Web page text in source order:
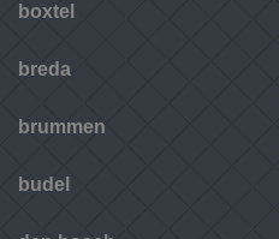
boxtel
breda
brummen
budel